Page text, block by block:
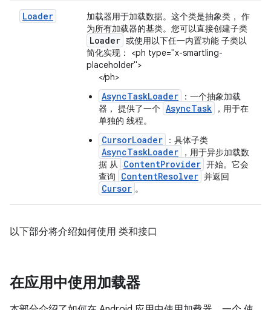
Loader
加载器用于加载数据。这个类是抽象类， 作
为所有加载器的基类。您可以直接创建子类
Loader 或使用以下任一内置功能 子类以
简化实现： <ph type="x-smartling-
placeholder">
</ph>
AsyncTaskLoader
：一个抽象加载
器， 提供了一个 AsyncTask
，用于在
单独的 线程。
CursorLoader ：具体子类
AsyncTaskLoader
，用于异步加载数
据 从
ContentProvider 开始。它会
查询
ContentResolver 并返回
Cursor 。
以下部分将介绍如何使用 类和接口
在应用中使用加载器